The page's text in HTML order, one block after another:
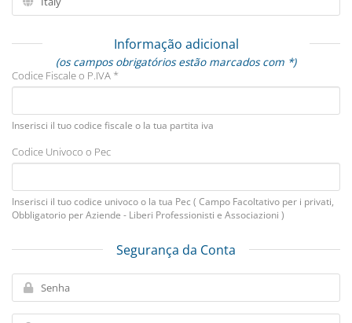
Informação adicional
(os campos obrigatórios estão marcados com *)
Codice Fiscale o P.IVA *
Inserisci il tuo codice fiscale o la tua partita iva
Codice Univoco o Pec
Inserisci il tuo codice univoco o la tua Pec ( Campo Facoltativo per i privati,
Obbligatorio per Aziende - Liberi Professionisti e Associazioni )
Segurança da Conta